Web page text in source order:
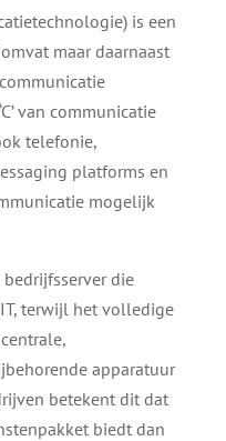
is een
maar daarnaast
van communicatie
telefonie,
platforms en
mogelijk
die
terwijl het volledige
apparatuur
betekent dit dat
biedt dan